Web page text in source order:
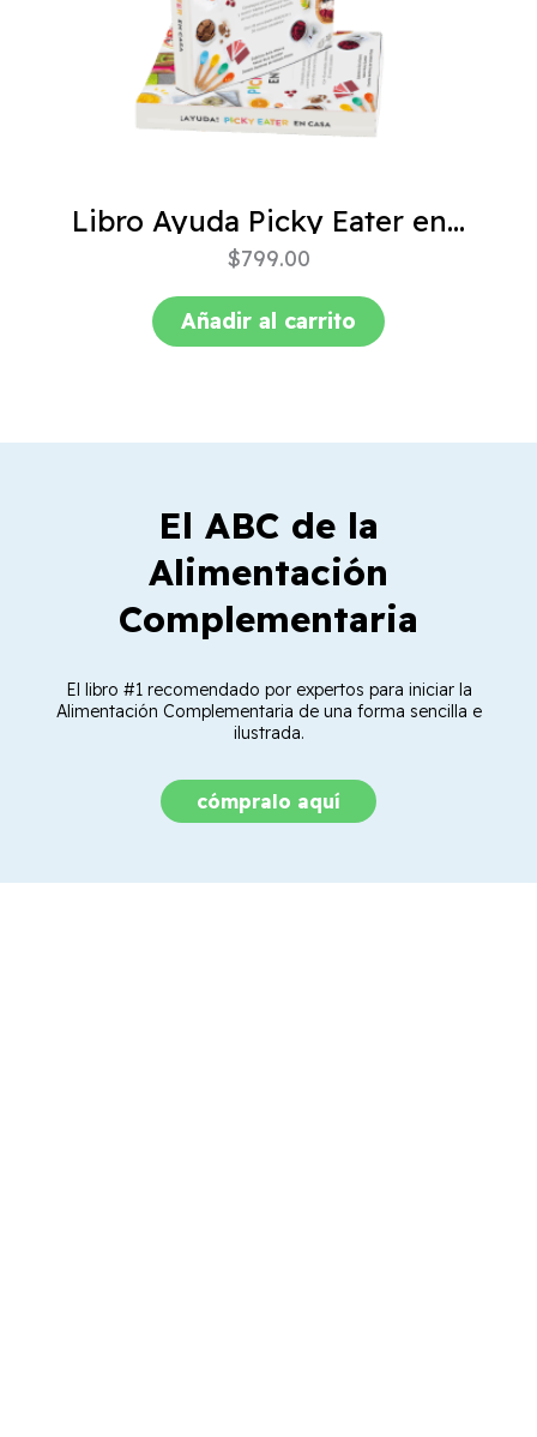
Libro Ayuda Picky Eater en casa
$799.00
Añadir al carrito
El ABC de la
Alimentación
Complementaria
El libro #1 recomendado por expertos para iniciar la
Alimentación Complementaria de una forma sencilla e
ilustrada.
cómpralo aquí